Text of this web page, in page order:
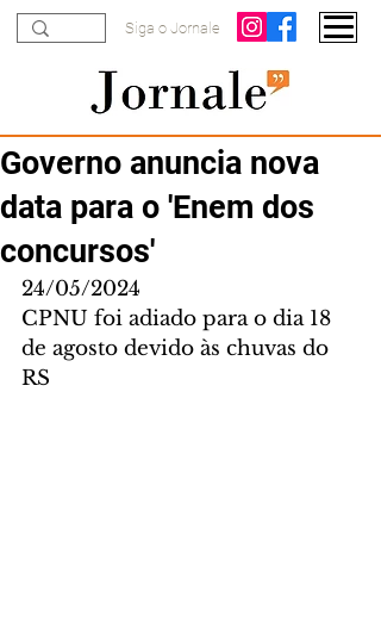
Siga o Jornale
Governo anuncia nova
data para o 'Enem dos
concursos'
24/05/2024
CPNU foi adiado para o dia 18
de agosto devido às chuvas do
RS